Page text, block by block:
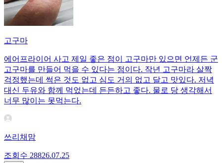
고구마
에어프라이어 사고 제일 좋은 점이 고구마만 있으면 언제든 군
고구마를 만들어 먹을 수 있다는 점이다. 작년 고구마라 살짝
걱정했는데 썩은 것도 없고 심도 거의 없고 달고 맛있다. 저녁
대신 두유와 함께 먹었는데 든든하고 좋다. 물로 당 생각해서
너무 많이는 못먹는다.
쓰리채맘
조회수 28826.07.25